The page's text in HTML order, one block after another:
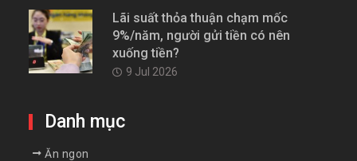
Lãi suất thỏa thuận chạm mốc
9%/năm, người gửi tiền có nên
xuống tiền?
9 Jul 2026
Danh mục
Ăn ngon